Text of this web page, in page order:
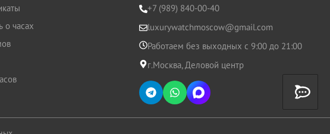
о часах
+7 (989) 840-00-40
luxurywatchmoscow@gmail.com
Работаем без выходных с 9:00 до 21:00
г.Москва, Деловой центр